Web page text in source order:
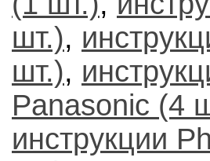
шт.),
шт.),
Panasonic (4
инструкции